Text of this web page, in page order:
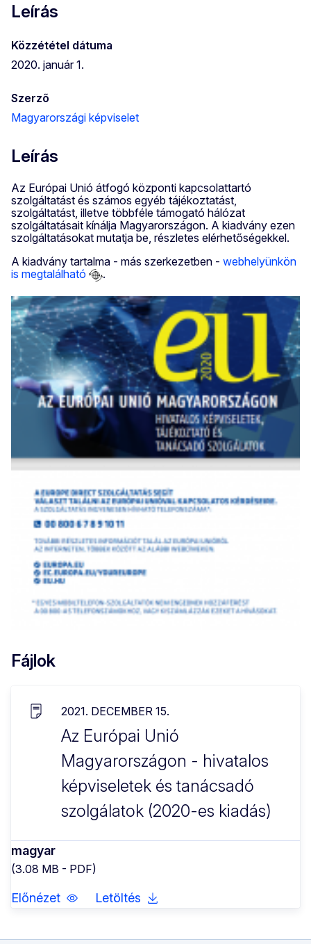
Leírás
Közzététel dátuma
2020. január 1.
Szerző
Magyarországi képviselet
Leírás
Az Európai Unió átfogó központi kapcsolattartó
szolgáltatást és számos egyéb tájékoztatást,
szolgáltatást, illetve többféle támogató hálózat
szolgáltatásait kínálja Magyarországon. A kiadvány ezen
szolgáltatásokat mutatja be, részletes elérhetőségekkel.
A kiadvány tartalma - más szerkezetben - webhelyünkön
is megtalálható
.
Fájlok
2021. DECEMBER 15.
Az Európai Unió
Magyarországon - hivatalos
képviseletek és tanácsadó
szolgálatok (2020-es kiadás)
magyar
(3.08 MB - PDF)
Előnézet Letöltés